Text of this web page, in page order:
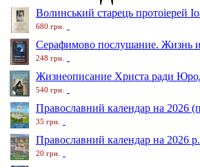
Волинський старець протоіерей
680 грн.
Серафимово послушание. Жизнь
248 грн.
Жизнеописание Христа ради
540 грн.
Православний календар на 2026
35 грн.
Православний календар на 2026
20 грн.